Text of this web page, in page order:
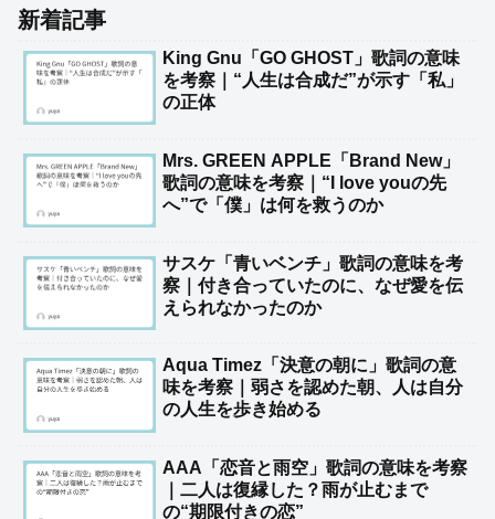
新着記事
King Gnu「GO GHOST」歌詞の意味
を考察｜“人生は合成だ”が示す「私」
の正体
Mrs. GREEN APPLE「Brand New」
歌詞の意味を考察｜“I love youの先
へ”で「僕」は何を救うのか
サスケ「青いベンチ」歌詞の意味を考
察｜付き合っていたのに、なぜ愛を伝
えられなかったのか
Aqua Timez「決意の朝に」歌詞の意
味を考察｜弱さを認めた朝、人は自分
の人生を歩き始める
AAA「恋音と雨空」歌詞の意味を考察
｜二人は復縁した？雨が止むまで
の“期限付きの恋”